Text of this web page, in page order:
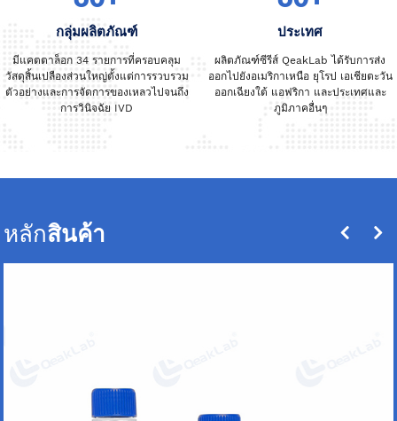
กลุ่มผลิตภัณฑ์
มีแคตตาล็อก 34 รายการที่ครอบคลุม
วัสดุสิ้นเปลืองส่วนใหญ่ตั้งแต่การรวบรวม
ตัวอย่างและการจัดการของเหลวไปจนถึง
การวินิจฉัย IVD
ประเทศ
ผลิตภัณฑ์ซีรีส์ QeakLab ได้รับการส่ง
ออกไปยังอเมริกาเหนือ ยุโรป เอเชียตะวัน
ออกเฉียงใต้ แอฟริกา และประเทศและ
ภูมิภาคอื่นๆ
หลักสินค้า